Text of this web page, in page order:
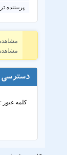
پربیننده
دسترسی
کلمه عبور :